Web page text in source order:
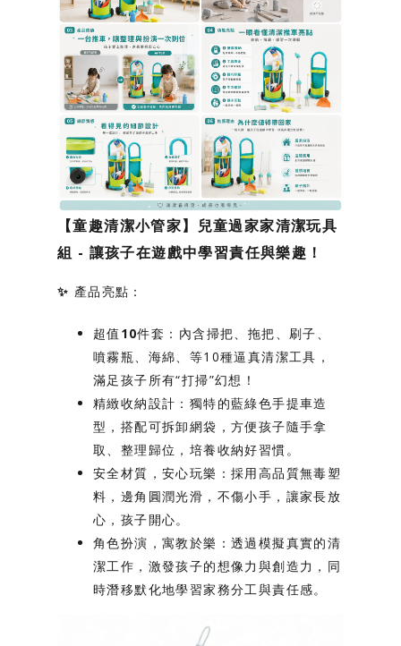
【童趣清潔小管家】兒童過家家清潔玩具
組 - 讓孩子在遊戲中學習責任與樂趣！
✨ 產品亮點：
超值10件套 ：內含掃把、拖把、刷子、
噴霧瓶、海綿、等10種逼真清潔工具，
滿足孩子所有“打掃”幻想！
精緻收納設計 ：獨特的藍綠色手提車造
型，搭配可拆卸網袋，方便孩子隨手拿
取、整理歸位，培養收納好習慣。
安全材質，安心玩樂 ：採用高品質無毒塑
料，邊角圓潤光滑，不傷小手，讓家長放
心，孩子開心。
角色扮演，寓教於樂 ：透過模擬真實的清
潔工作，激發孩子的想像力與創造力，同
時潛移默化地學習家務分工與責任感。